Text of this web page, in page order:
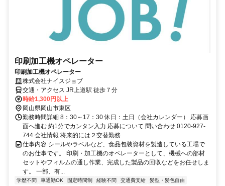
印刷加工機オペレーター
印刷加工機オペレーター
株式会社ナイスジョブ
交通・アクセス JR上道駅 徒歩７分
時給1,300円以上
岡山県岡山市東区
勤務時間詳細 8：30～17：30 休日：土日（会社カレンダー） 応募画
面へ進む 約1分でカンタン入力 応募について 問い合わせ 0120-927-
744 会社情報 将来的には２交替勤務
仕事内容 シールやラベルなど、食品包装資材を製造している工場で
のお仕事です。 印刷・加工機のオペレーターとして、機械への部材
セットやフィルムの通し作業、完成した製品の回収などをお任せしま
す。 一部、有...
学歴不問 車通勤OK 固定時間制 経験不問 交通費支給 髪型・髪色自由